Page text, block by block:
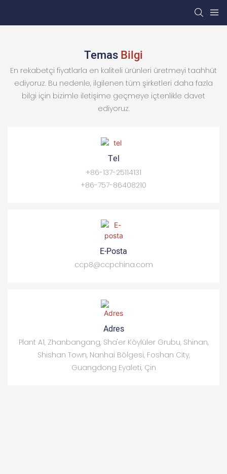
TemasBilgi
En rekabetçi fiyatlarla en kaliteli ürünleri üretmeyi taahhüt
ediyoruz. Bu nedenle, ilgilenen tüm şirketleri daha fazla
bilgi için bizimle iletişime geçmeye içtenlikle davet
ediyoruz.
Tel
+86-137-25114131
+86-757-86408210
E-Posta
ccp8@ccpchina.com
Adres
Plant A1, Zhanbangang, Sha'er Köylüler Grubu, Shinan,
Shishan Town, Nanhai Bölgesi, Foshan City,
Guangdong Eyaleti, Çin